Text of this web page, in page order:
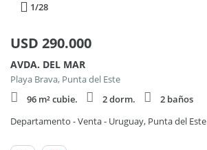
1/28
USD 290.000
AVDA. DEL MAR
Playa Brava, Punta del Este
96 m² cubie.
2 dorm.
2 baños
Departamento - Venta - Uruguay, Punta del Este